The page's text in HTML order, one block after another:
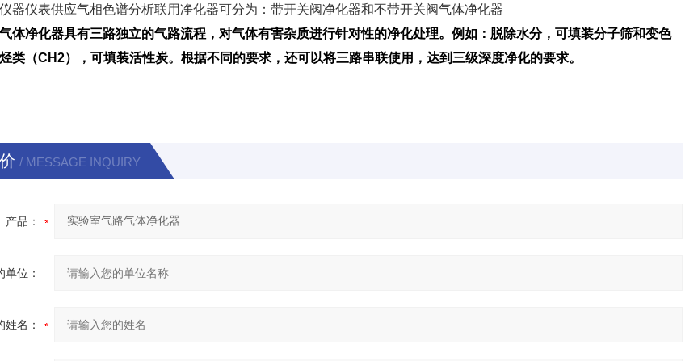
器仪表供应气相色谱分析联用净化器可分为：带开关阀净化器和不带开关阀气体净化器
体净化器具有三路独立的气路流程，对气体有害杂质进行针对性的净化处理。例如：脱除水分，可填装分子筛和变色
类（CH2），可填装活性炭。根据不同的要求，还可以将三路串联使用，达到三级深度净化的要求。
/ MESSAGE INQUIRY
产品：
单位：
姓名：